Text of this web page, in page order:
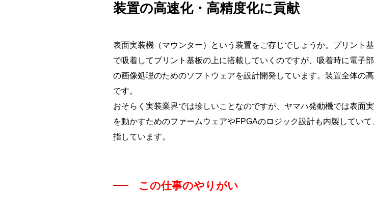
装置の高速化・高精度化に貢献
表面実装機（マウンター）という装置をご存じでしょうか。プリント
で吸着してプリント基板の上に搭載していくのですが、吸着時に電子
の画像処理のためのソフトウェアを設計開発しています。装置全体の
です。
おそらく実装業界では珍しいことなのですが、ヤマハ発動機では表面
を動かすためのファームウェアやFPGAのロジック設計も内製してい
指しています。
この仕事のやりがい